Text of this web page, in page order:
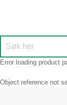
Error loading product
Object reference not